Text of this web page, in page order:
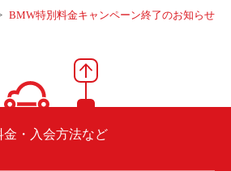
BMW特別料金キャンペーン終了のお知らせ
金・入会方法など